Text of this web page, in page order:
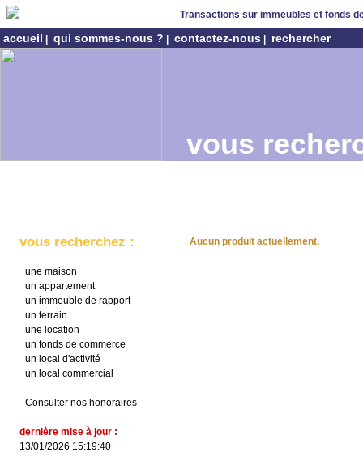
Transactions sur immeubles et fonds
accueil qui sommes-nous ? contactez-nous rechercher
vous
vous recherchez :
une maison
un appartement
un immeuble de rapport
un terrain
une location
un fonds de commerce
un local d'activité
un local commercial
Consulter nos honoraires
dernière mise à jour :
13/01/2026 15:19:40
Aucun produit actuellement.